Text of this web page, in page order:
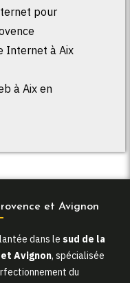
pour
Internet à Aix
à Aix en
et Avignon
dans le sud de la
Avignon, spécialisée
du